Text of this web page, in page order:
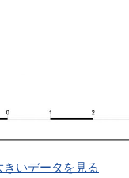
きいデータを見る